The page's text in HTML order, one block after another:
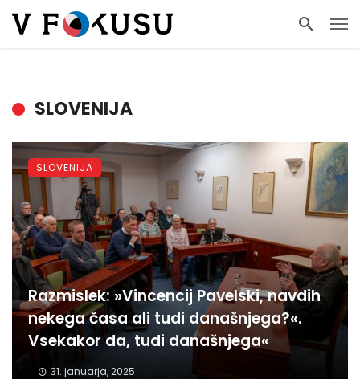
SLOVENIJA
Razmislek: »Vincencij Pavelski, navdih
nekega časa ali tudi današnjega?«.
Vsekakor da, tudi današnjega«
31. januarja, 2025
SLOVENIJA